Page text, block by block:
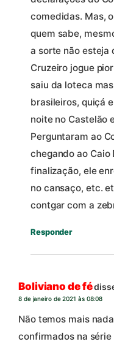
comedidas. Mas,
quem sabe,
a sorte não esteja
Cruzeiro jogue
saiu da loteca
brasileiros, quiçá
noite no Castelão
Perguntaram ao
chegando ao
finalização, ele
no cansaço, etc.
contgar com a
Responder
Boliviano de fé
8 de janeiro de 2021 às 08:08
Não temos mais
confirmados na